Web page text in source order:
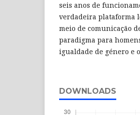
seis anos de
verdadeira plataforma
meio de comunicação
paradigma para
igualdade de género e
DOWNLOADS